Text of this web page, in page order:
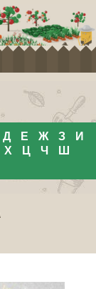
Д Е Ж З
И
Х Ц Ч
Ш